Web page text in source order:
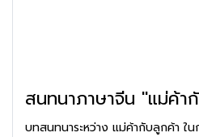
สนทนาภาษาจีน "แม่ค้า
บทสนทนาระหว่าง แม่ค้ากับลูกค้า ใน